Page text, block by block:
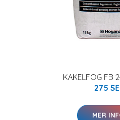
KAKELFOG FB
275
MER